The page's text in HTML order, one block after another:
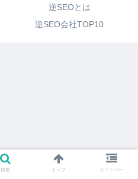
逆SEOとは
逆SEO会社TOP10
検索 トップ サイドバー